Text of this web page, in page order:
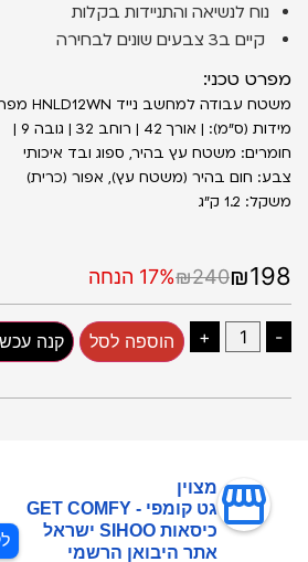
נוח לנשיאה והתניידות בקלות
קיים ב3 צבעים שונים לבחירה
מפרט טכני:
משטח עבודה למחשב נייד HNLD12WN מפרט טכני:
מידות (ס״מ): | אורך 42 | רוחב 32 | גובה 9 |
חומרים: משטח עץ בהיר, ספוג ובד איכותי
צבע: חום בהיר (משטח עץ), אפור (כרית)
משקל: 1.2 ק"ג
₪198
₪24017% הנחה
-
+ הוספה לסל קנה
מצוין
גט קומפי - GET COMFY
כיסאות SIHOO ישראל
אתר היבואן הרשמי